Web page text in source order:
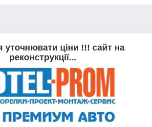
уточнювати ціни !!! сайт на
реконструкції...